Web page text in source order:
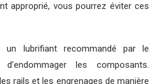
approprié, vous pourrez éviter ces
un lubrifiant recommandé par le
les composants.
rails et les engrenages de manière